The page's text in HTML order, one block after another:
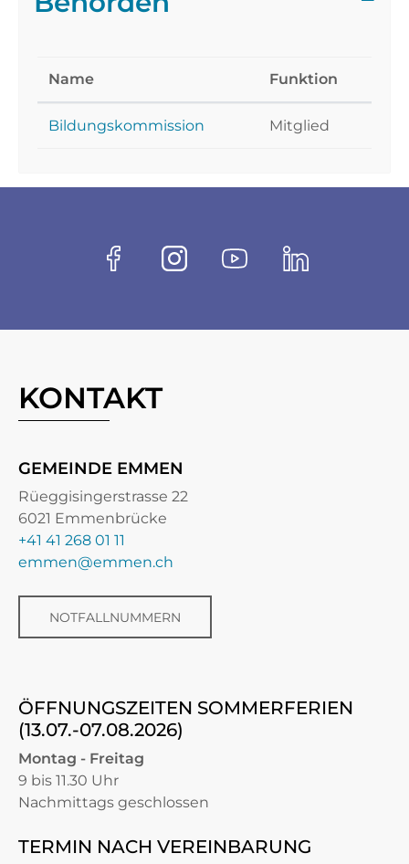
Name Funktion
Bildungskommission Mitglied
Socials
FacebookInstagramYoutubeLinkedin
KONTAKT
GEMEINDE EMMEN
Rüeggisingerstrasse 22
6021 Emmenbrücke
+41 41 268 01 11
emmen@emmen.ch
NOTFALLNUMMERN
ÖFFNUNGSZEITEN SOMMERFERIEN
(13.07.-07.08.2026)
Montag - Freitag
9 bis 11.30 Uhr
Nachmittags geschlossen
TERMIN NACH VEREINBARUNG